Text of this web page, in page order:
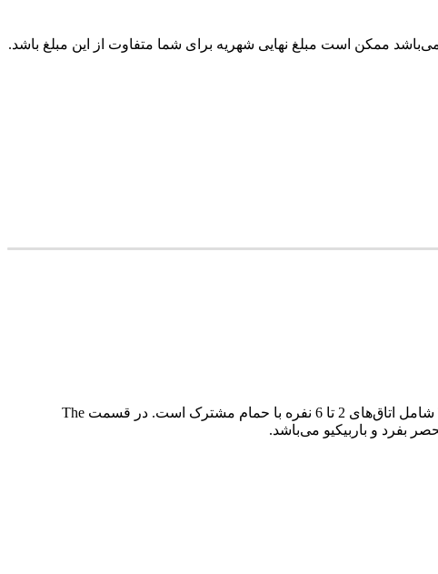
ممکن است مبلغ نهایی شهریه برای شما متفاوت از این مبلغ باشد.
خوابگاه‌های این مجموعه به 3 بخش تقسیم می‌شوند که عبارتند از: The House ،The Courtyard و The Retreat. قسمت The House شامل اتاق‌های 2 تا 6 نفره با حمام مشترک است. در قسمت The